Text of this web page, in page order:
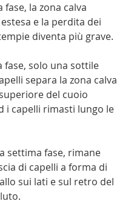
fase, la zona calva
e la perdita dei
diventa più grave.
separa la zona calva
del cuoio
i capelli rimasti lungo le
di capelli a forma di
sui lati e sul retro del